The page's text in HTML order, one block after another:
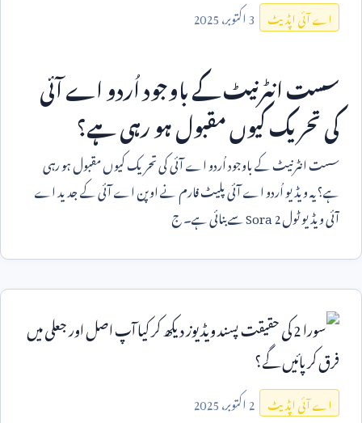
اے آئی اپڈیٹ 3اکتوبر،2025
سست انٹرنیٹ کے باوجود اُردو اے آئی
کی تحریک کیوں مقبول ہو رہی ہے؟
سست انٹرنیٹ کے باوجود اُردو اے آئی کی تحریک کیوں مقبول ہو رہی
ہے؟ یہ ویڈیو اُردو اے آئی پلیٹ فارم نے اوپن اے آئی کے جدید اے
آئی ویڈیو ٹولSora 2سے بنائی ہے۔ ج
اے آئی اپڈیٹ 2اکتوبر،2025